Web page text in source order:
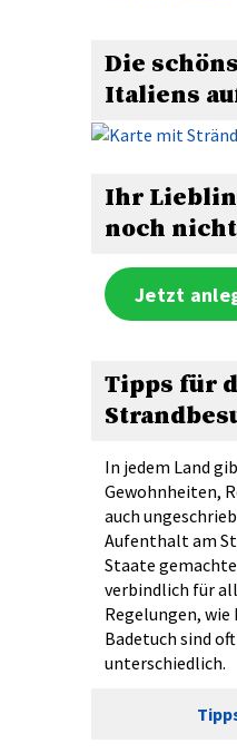
Die
Italiens
Ihr
noch
Jetzt
Tipps für
In jedem Land
Gewohnheiten,
auch
Aufenthalt am
Staate
verbindlich für
Regelungen,
Badetuch sind
unterschiedlich.